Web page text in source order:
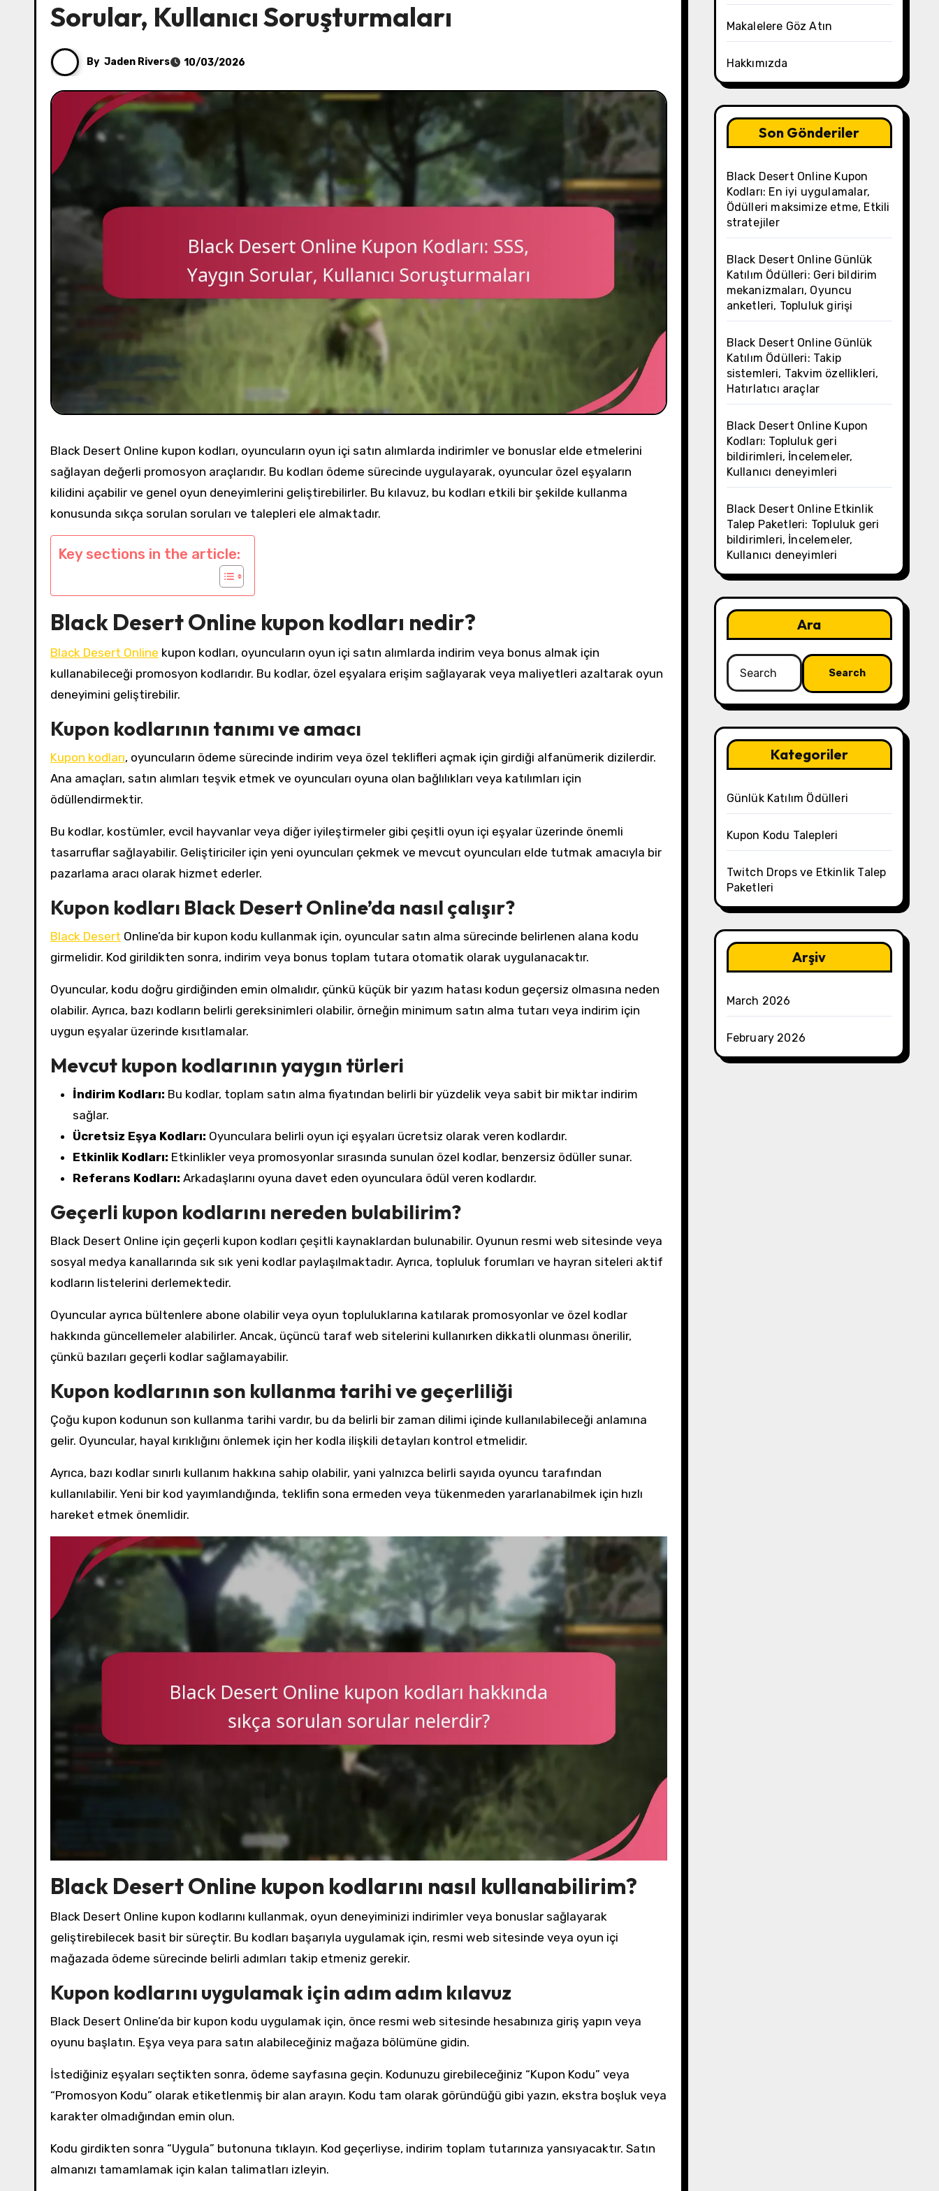
Sorular, Kullanıcı Soruşturmaları
By Jaden Rivers 10/03/2026
Black Desert Online kupon kodları, oyuncuların oyun içi satın alımlarda indirimler ve bonuslar elde etmelerini
sağlayan değerli promosyon araçlarıdır. Bu kodları ödeme sürecinde uygulayarak, oyuncular özel eşyaların
kilidini açabilir ve genel oyun deneyimlerini geliştirebilirler. Bu kılavuz, bu kodları etkili bir şekilde kullanma
konusunda sıkça sorulan soruları ve talepleri ele almaktadır.
Key sections in the article:
Black Desert Online kupon kodları nedir?
Black Desert Online kupon kodları, oyuncuların oyun içi satın alımlarda indirim veya bonus almak için
kullanabileceği promosyon kodlarıdır. Bu kodlar, özel eşyalara erişim sağlayarak veya maliyetleri azaltarak oyun
deneyimini geliştirebilir.
Kupon kodlarının tanımı ve amacı
Kupon kodları, oyuncuların ödeme sürecinde indirim veya özel teklifleri açmak için girdiği alfanümerik dizilerdir.
Ana amaçları, satın alımları teşvik etmek ve oyuncuları oyuna olan bağlılıkları veya katılımları için
ödüllendirmektir.
Bu kodlar, kostümler, evcil hayvanlar veya diğer iyileştirmeler gibi çeşitli oyun içi eşyalar üzerinde önemli
tasarruflar sağlayabilir. Geliştiriciler için yeni oyuncuları çekmek ve mevcut oyuncuları elde tutmak amacıyla bir
pazarlama aracı olarak hizmet ederler.
Kupon kodları Black Desert Online’da nasıl çalışır?
Black Desert Online’da bir kupon kodu kullanmak için, oyuncular satın alma sürecinde belirlenen alana kodu
girmelidir. Kod girildikten sonra, indirim veya bonus toplam tutara otomatik olarak uygulanacaktır.
Oyuncular, kodu doğru girdiğinden emin olmalıdır, çünkü küçük bir yazım hatası kodun geçersiz olmasına neden
olabilir. Ayrıca, bazı kodların belirli gereksinimleri olabilir, örneğin minimum satın alma tutarı veya indirim için
uygun eşyalar üzerinde kısıtlamalar.
Mevcut kupon kodlarının yaygın türleri
İndirim Kodları: Bu kodlar, toplam satın alma fiyatından belirli bir yüzdelik veya sabit bir miktar indirim
sağlar.
Ücretsiz Eşya Kodları: Oyunculara belirli oyun içi eşyaları ücretsiz olarak veren kodlardır.
Etkinlik Kodları: Etkinlikler veya promosyonlar sırasında sunulan özel kodlar, benzersiz ödüller sunar.
Referans Kodları: Arkadaşlarını oyuna davet eden oyunculara ödül veren kodlardır.
Geçerli kupon kodlarını nereden bulabilirim?
Black Desert Online için geçerli kupon kodları çeşitli kaynaklardan bulunabilir. Oyunun resmi web sitesinde veya
sosyal medya kanallarında sık sık yeni kodlar paylaşılmaktadır. Ayrıca, topluluk forumları ve hayran siteleri aktif
kodların listelerini derlemektedir.
Oyuncular ayrıca bültenlere abone olabilir veya oyun topluluklarına katılarak promosyonlar ve özel kodlar
hakkında güncellemeler alabilirler. Ancak, üçüncü taraf web sitelerini kullanırken dikkatli olunması önerilir,
çünkü bazıları geçerli kodlar sağlamayabilir.
Kupon kodlarının son kullanma tarihi ve geçerliliği
Çoğu kupon kodunun son kullanma tarihi vardır, bu da belirli bir zaman dilimi içinde kullanılabileceği anlamına
gelir. Oyuncular, hayal kırıklığını önlemek için her kodla ilişkili detayları kontrol etmelidir.
Ayrıca, bazı kodlar sınırlı kullanım hakkına sahip olabilir, yani yalnızca belirli sayıda oyuncu tarafından
kullanılabilir. Yeni bir kod yayımlandığında, teklifin sona ermeden veya tükenmeden yararlanabilmek için hızlı
hareket etmek önemlidir.
Black Desert Online kupon kodlarını nasıl kullanabilirim?
Black Desert Online kupon kodlarını kullanmak, oyun deneyiminizi indirimler veya bonuslar sağlayarak
geliştirebilecek basit bir süreçtir. Bu kodları başarıyla uygulamak için, resmi web sitesinde veya oyun içi
mağazada ödeme sürecinde belirli adımları takip etmeniz gerekir.
Kupon kodlarını uygulamak için adım adım kılavuz
Black Desert Online’da bir kupon kodu uygulamak için, önce resmi web sitesinde hesabınıza giriş yapın veya
oyunu başlatın. Eşya veya para satın alabileceğiniz mağaza bölümüne gidin.
İstediğiniz eşyaları seçtikten sonra, ödeme sayfasına geçin. Kodunuzu girebileceğiniz “Kupon Kodu” veya
“Promosyon Kodu” olarak etiketlenmiş bir alan arayın. Kodu tam olarak göründüğü gibi yazın, ekstra boşluk veya
karakter olmadığından emin olun.
Kodu girdikten sonra “Uygula” butonuna tıklayın. Kod geçerliyse, indirim toplam tutarınıza yansıyacaktır. Satın
almanızı tamamlamak için kalan talimatları izleyin.
Makalelere Göz Atın
Hakkımızda
Son Gönderiler
Black Desert Online Kupon
Kodları: En iyi uygulamalar,
Ödülleri maksimize etme, Etkili
stratejiler
Black Desert Online Günlük
Katılım Ödülleri: Geri bildirim
mekanizmaları, Oyuncu
anketleri, Topluluk girişi
Black Desert Online Günlük
Katılım Ödülleri: Takip
sistemleri, Takvim özellikleri,
Hatırlatıcı araçlar
Black Desert Online Kupon
Kodları: Topluluk geri
bildirimleri, İncelemeler,
Kullanıcı deneyimleri
Black Desert Online Etkinlik
Talep Paketleri: Topluluk geri
bildirimleri, İncelemeler,
Kullanıcı deneyimleri
Ara
Search
for:
Kategoriler
Günlük Katılım Ödülleri
Kupon Kodu Talepleri
Twitch Drops ve Etkinlik Talep
Paketleri
Arşiv
March 2026
February 2026